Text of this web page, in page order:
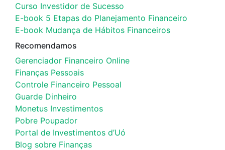
Curso Investidor de Sucesso
E-book 5 Etapas do Planejamento Financeiro
E-book Mudança de Hábitos Financeiros
Recomendamos
Gerenciador Financeiro Online
Finanças Pessoais
Controle Financeiro Pessoal
Guarde Dinheiro
Monetus Investimentos
Pobre Poupador
Portal de Investimentos d’Uó
Blog sobre Finanças